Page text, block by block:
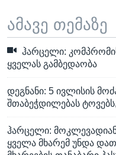
ამავე თემაზე
ჰარცელი:
ყველას გამბედაობა
დეგნანი: 5 ივლისის
შთაბეჭდილებას
ჰარცელი:
ყველა მხარემ უნდა